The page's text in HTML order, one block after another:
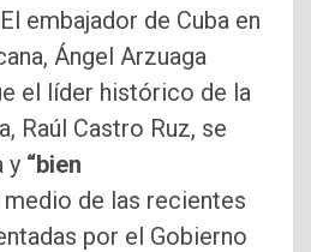
El embajador de Cuba en
Ángel Arzuaga
el líder histórico de la
Raúl Castro Ruz, se
y “bien
medio de las recientes
por el Gobierno